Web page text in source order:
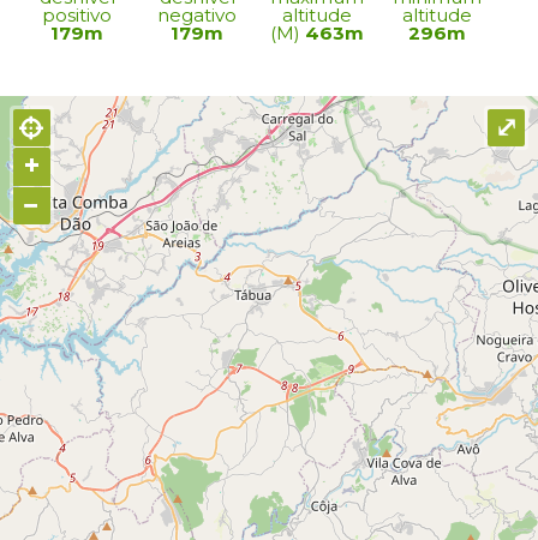
positivo
179m
negativo
179m
altitude
(M) 463m
altitude
296m
+
−
⤢